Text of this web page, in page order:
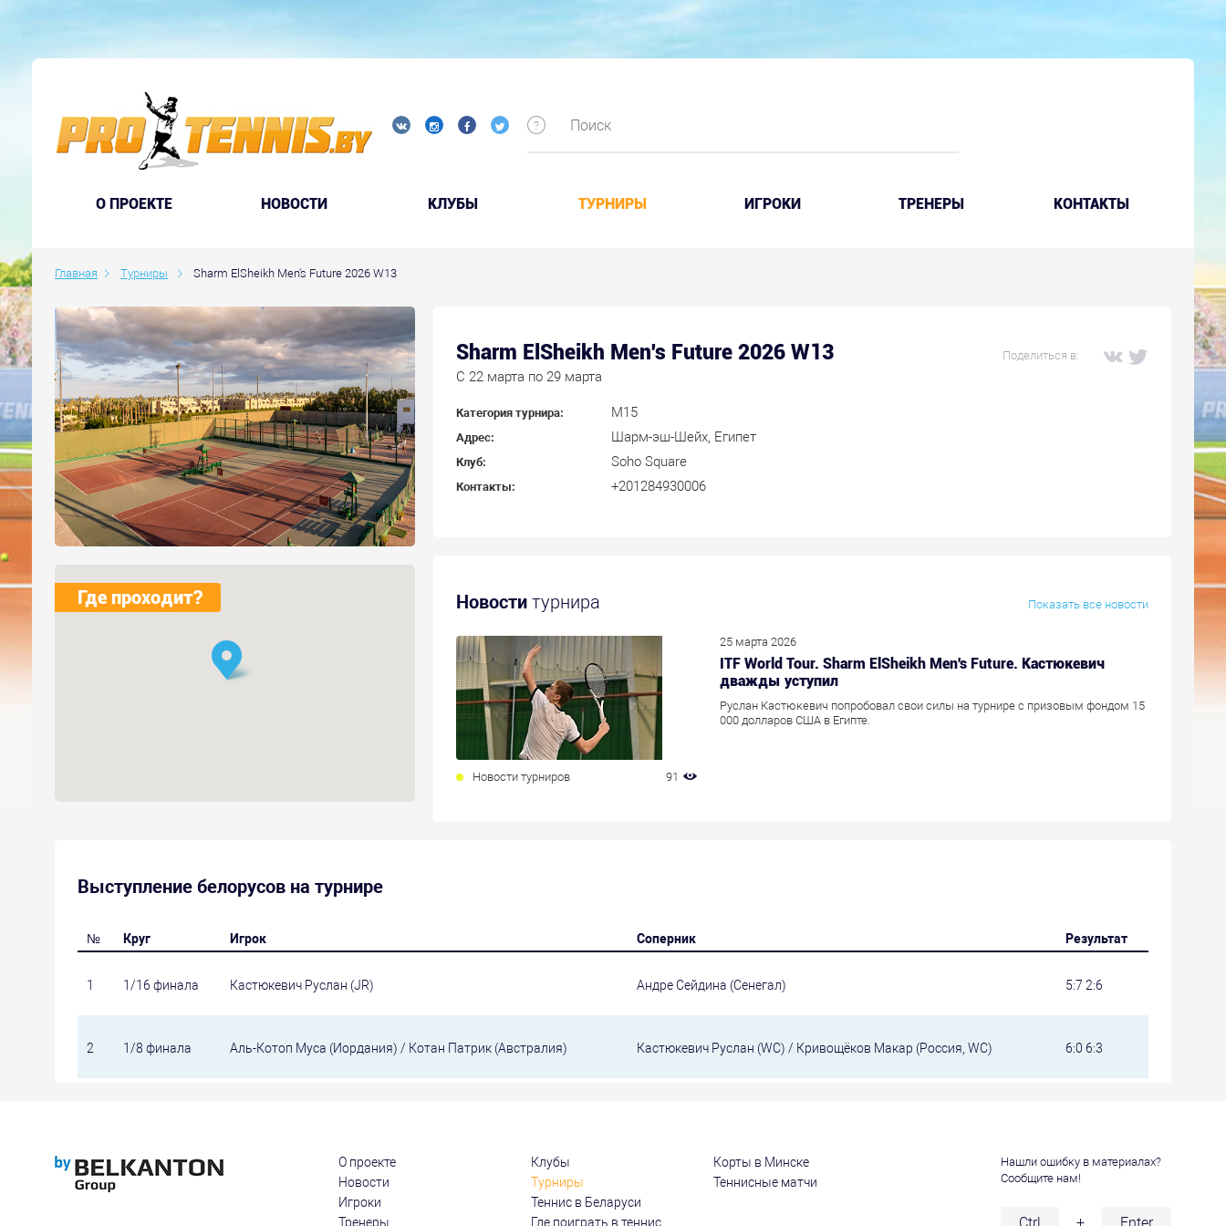
O ПРОЕКТЕ НОВОСТИ КЛУБЫ ТУРНИРЫ ИГРОКИ ТРЕНЕРЫ КОНТАКТЫ
Главная Турниры Sharm ElSheikh Men's Future 2026 W13
Поделиться в:
Sharm ElSheikh Men's Future 2026 W13
C 22 марта по 29 марта
Категория турнира: M15
Адрес: Шарм-эш-Шейх, Египет
Клуб: Soho Square
Контакты: +201284930006
Показать все новости
Новости турнира
Новости турниров 91
25 марта 2026
ITF World Tour. Sharm ElSheikh Men's Future. Кастюкевич
дважды уступил
Руслан Кастюкевич попробовал свои силы на турнире с призовым фондом 15
000 долларов США в Египте.
Где проходит?
Выступление белорусов на турнире
№ Круг Игрок Соперник Результат
1 1/16 финала Кастюкевич Руслан (JR) Андре Сейдина (Сенегал) 5:7 2:6
2 1/8 финала Аль-Котоп Муса (Иордания) / Котан Патрик (Австралия) Кастюкевич Руслан (WC) / Кривощёков Макар (Россия, WC) 6:0 6:3
О проекте
Новости
Игроки
Тренеры
Клубы
Турниры
Теннис в Беларуси
Где поиграть в теннис
Корты в Минске
Теннисные матчи
Нашли ошибку в материалах?
Сообщите нам!